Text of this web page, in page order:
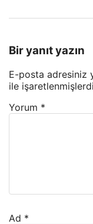
Bir yanıt yazın
E-posta adresiniz
ile
Yorum *
Ad *